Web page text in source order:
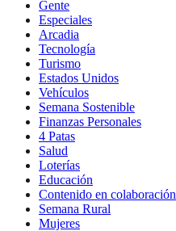
Gente
Especiales
Arcadia
Tecnología
Turismo
Estados Unidos
Vehículos
Semana Sostenible
Finanzas Personales
4 Patas
Salud
Loterías
Educación
Contenido en colaboración
Semana Rural
Mujeres